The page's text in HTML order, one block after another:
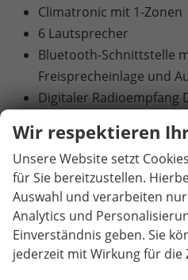
Climatronic mit 1-Zonen
6 Lautsprecher
Bluetooth-Schnittstelle
Freisprecheinlage und
Digitaler Radioempfang
Vorbereitet für die
CONNECT mit
Jahren
USB-C-Schnittstelle 2
Virtual Cockpit -
mit 10,25"-TFT-Display
Wir respektieren
Unsere Website setzt
für Sie bereitzustellen.
Auswahl und verarbeiten
Analytics und
Einverständnis geben. Sie
jederzeit mit Wirkung für